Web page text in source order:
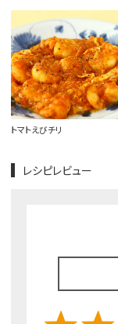
トマトえびチリ
レシピレビュー